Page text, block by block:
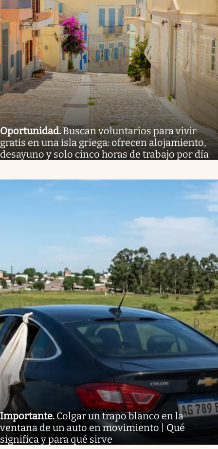
Oportunidad.Buscan voluntarios para vivir
gratis en una isla griega: ofrecen alojamiento,
desayuno y solo cinco horas de trabajo por día
Importante. Colgar un trapo blanco en la
ventana de un auto en movimiento | Qué
significa y para qué sirve